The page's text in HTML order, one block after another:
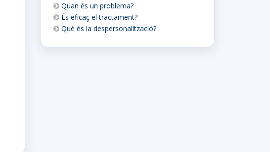
Quan és un problema?
És eficaç el tractament?
Què és la despersonalització?